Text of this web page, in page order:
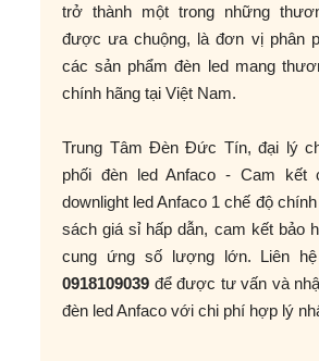
trở thành một trong những
được ưa chuộng, là đơn vị phân
các sản phẩm đèn led mang
chính hãng tại Việt Nam.
Trung Tâm Đèn Đức Tín, đại lý
phối đèn led Anfaco - Cam kết
downlight led Anfaco 1 chế độ
sách giá sỉ hấp dẫn, cam kết bảo
cung ứng số lượng lớn. Liên
0918109039 để được tư vấn và
đèn led Anfaco với chi phí hợp lý